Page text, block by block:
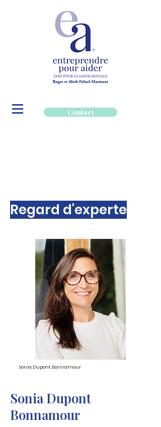
Contact
Regard d'experte
Sonia Dupont Bonnamour
Sonia Dupont
Bonnamour